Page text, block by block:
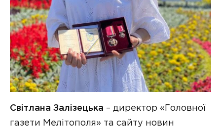
Світлана Залізецька – директор «Головної
газети Мелітополя» та сайту новин